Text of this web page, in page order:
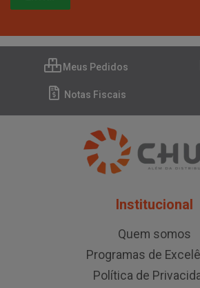
Meus Pedidos
Notas Fiscais
Institucional
Quem somos
Programas de
Política de